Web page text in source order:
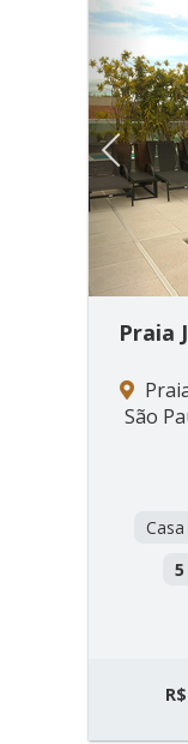
Previous
Praia
São
Casa
5
R$